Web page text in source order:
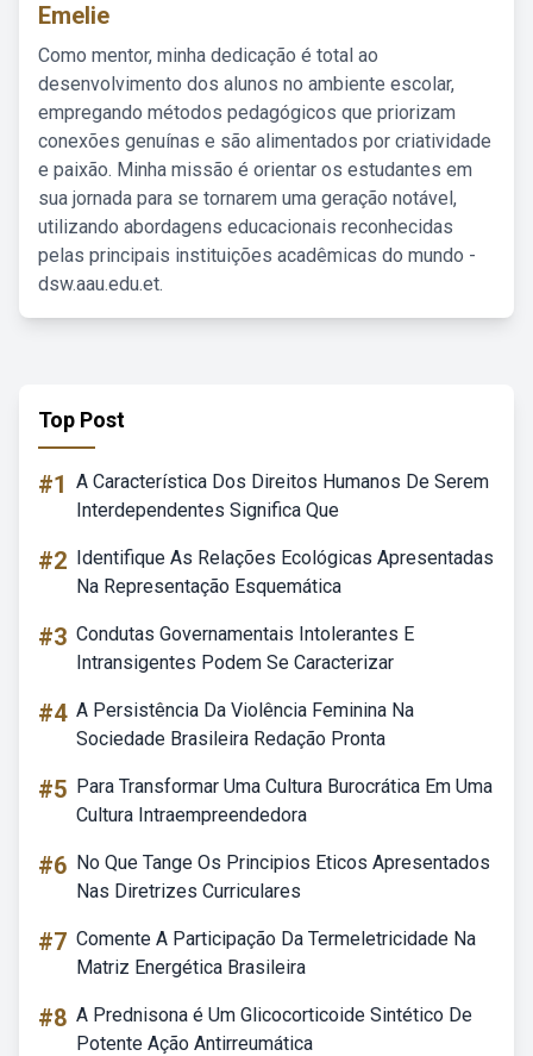
Emelie
Como mentor, minha dedicação é total ao
desenvolvimento dos alunos no ambiente escolar,
empregando métodos pedagógicos que priorizam
conexões genuínas e são alimentados por criatividade
e paixão. Minha missão é orientar os estudantes em
sua jornada para se tornarem uma geração notável,
utilizando abordagens educacionais reconhecidas
pelas principais instituições acadêmicas do mundo -
dsw.aau.edu.et.
Top Post
#1 A Característica Dos Direitos Humanos De Serem
Interdependentes Significa Que
#2 Identifique As Relações Ecológicas Apresentadas
Na Representação Esquemática
#3 Condutas Governamentais Intolerantes E
Intransigentes Podem Se Caracterizar
#4 A Persistência Da Violência Feminina Na
Sociedade Brasileira Redação Pronta
#5 Para Transformar Uma Cultura Burocrática Em Uma
Cultura Intraempreendedora
#6 No Que Tange Os Principios Eticos Apresentados
Nas Diretrizes Curriculares
#7 Comente A Participação Da Termeletricidade Na
Matriz Energética Brasileira
#8 A Prednisona é Um Glicocorticoide Sintético De
Potente Ação Antirreumática